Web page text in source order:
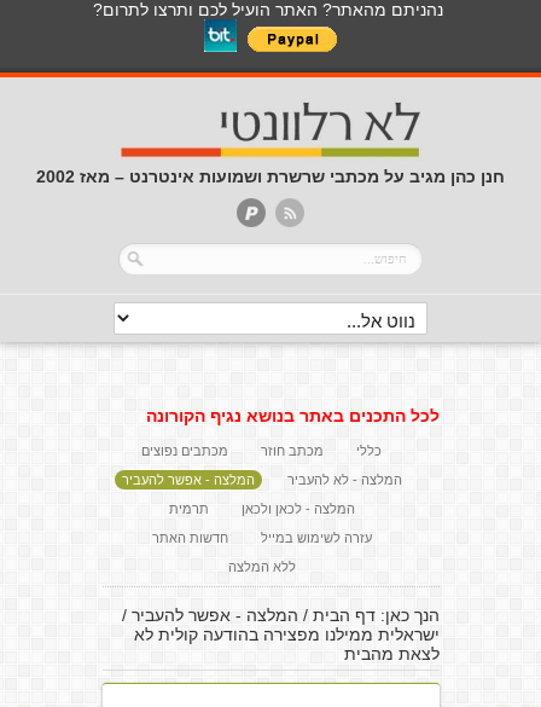
נהניתם מהאתר? האתר הועיל לכם ותרצו לתרום?
חנן כהן מגיב על מכתבי שרשרת ושמועות אינטרנט – מאז 2002
לכל התכנים באתר בנושא נגיף הקורונה
כללי מכתב חוזר
מכתבים נפוצים
המלצה - לא להעביר
המלצה - אפשר להעביר
המלצה - לכאן ולכאן
תרמית
עזרה לשימוש במייל
חדשות האתר
ללא המלצה
הנך כאן:דף הבית / המלצה - אפשר להעביר /
ישראלית ממילנו מפצירה בהודעה קולית לא
לצאת מהבית